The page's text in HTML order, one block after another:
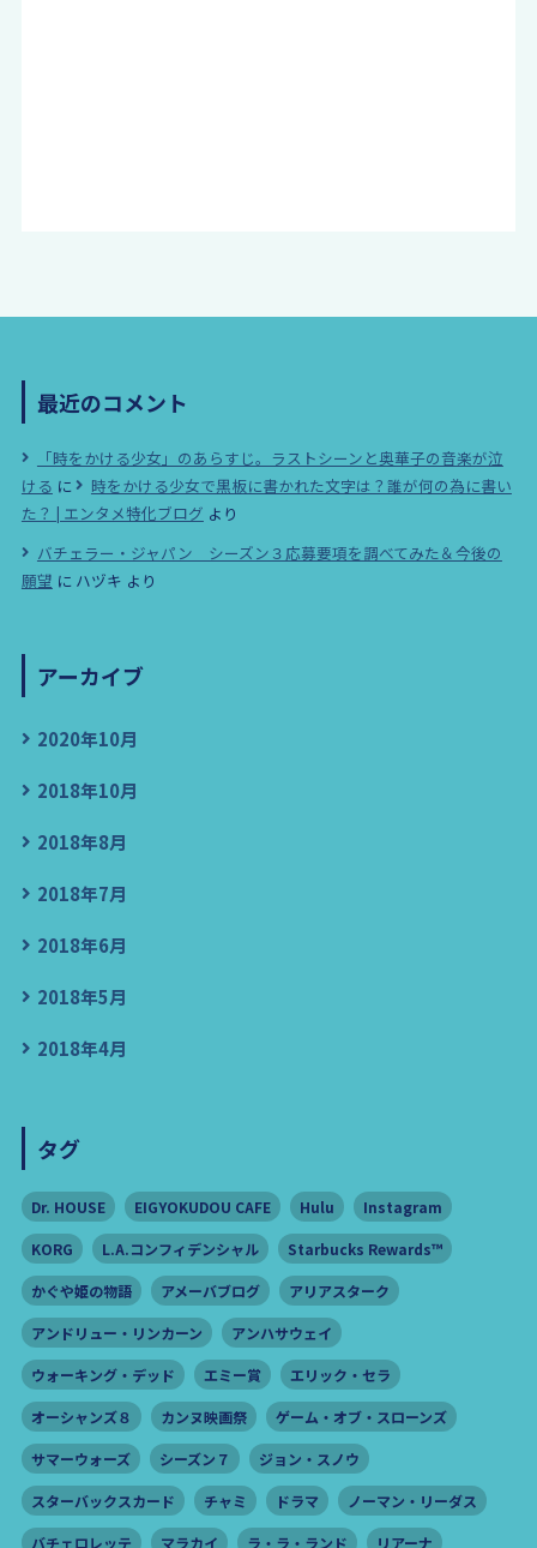
最近のコメント
「時をかける少女」のあらすじ。ラストシーンと奥華子の音楽が泣
ける に
時をかける少女で黒板に書かれた文字は？誰が何の為に書い
た？ | エンタメ特化ブログ より
バチェラー・ジャパン シーズン３応募要項を調べてみた＆今後の
願望 に ハヅキ より
アーカイブ
2020年10月
2018年10月
2018年8月
2018年7月
2018年6月
2018年5月
2018年4月
タグ
Dr. HOUSE EIGYOKUDOU CAFE Hulu Instagram
KORG L.A.コンフィデンシャル Starbucks Rewards™️
かぐや姫の物語 アメーバブログ アリアスターク
アンドリュー・リンカーン アンハサウェイ
ウォーキング・デッド エミー賞 エリック・セラ
オーシャンズ８ カンヌ映画祭 ゲーム・オブ・スローンズ
サマーウォーズ シーズン７ ジョン・スノウ
スターバックスカード チャミ ドラマ ノーマン・リーダス
バチェロレッテ マラカイ ラ・ラ・ランド リアーナ